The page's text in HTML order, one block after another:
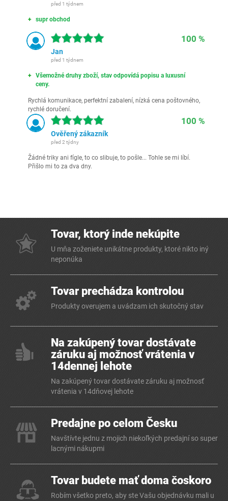
před 1 týdnem
supr obchod
100 %
Jan
před 1 týdnem
Všemožné druhy zboží, stav odpovídá popisu a luxusní
ceny.
Rychlá komunikace, perfektní zabalení, nízká cena poštovného,
rychlé doručení.
100 %
Ověřený zákazník
před 2 týdny
Žádné triky ani fígle, to co slibuje, to pošle... Tohle se mi líbí.
Přišlo mi to za dva dny.
Tovar, ktorý inde nekúpite
U mňa zoženiete unikátne produkty, ktoré nikto iný
neponúka
Tovar prechádza kontrolou
Produkty overujem a uvádzam ich skutočný stav
Na zakúpený tovar dostávate
záruku aj možnosť vrátenia v
14dennej lehote
Na zakúpený tovar dostávate záruku aj možnosť
vrátenia v 14dňovej lehote
Predajne po celom Česku
Navštívte jednu z mojich niekoľkých predajní so super
lacnými nákupmi
Tovar budete mať doma čoskoro
Robím všetko preto, aby ste Vašu objednávku mali u